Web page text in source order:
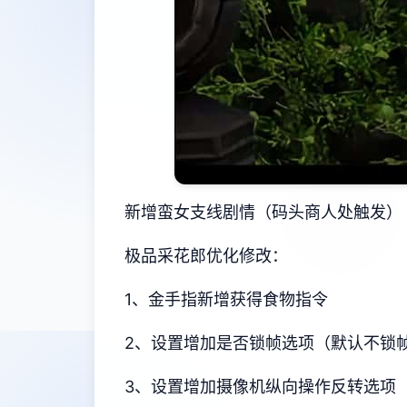
新增蛮女支线剧情（码头商人处触发）
极品采花郎优化修改：
1、金手指新增获得食物指令
2、设置增加是否锁帧选项（默认不锁
3、设置增加摄像机纵向操作反转选项